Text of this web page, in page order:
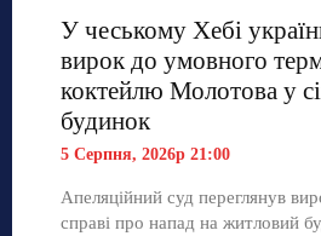
У чеському Хебі
вирок до умовного
коктейлю Молотова у
будинок
5 Серпня, 2026р 21:00
Апеляційний суд переглянув
справі про напад на житловий